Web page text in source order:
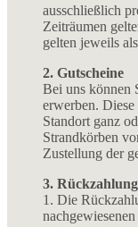
ausschließlich
Zeiträumen
gelten jeweils
2. Gutscheine
Bei uns können
erwerben. Diese
Standort ganz
Strandkörben
Zustellung der
3. Rückzahlung
1. Die